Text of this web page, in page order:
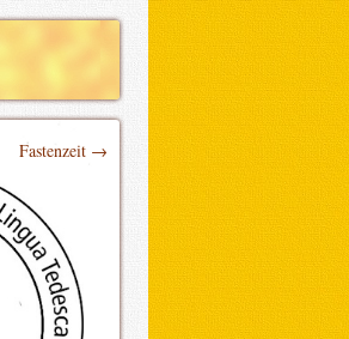
Fastenzeit →